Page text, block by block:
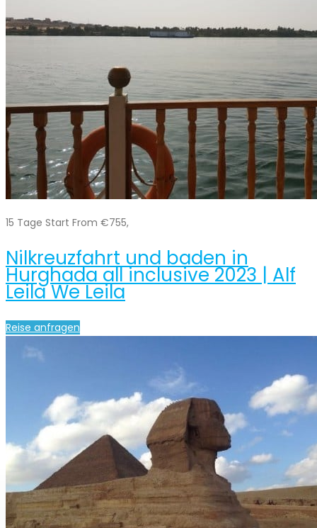
15 Tage Start From €755,
Nilkreuzfahrt und baden in
Hurghada all inclusive 2023 | Alf
Leila We Leila
Reise anfragen